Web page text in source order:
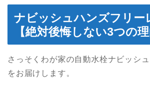
ナビッシュハンズフリー
【絶対後悔しない3つの理
さっそくわが家の自動水栓ナビッシ
をお届けします。